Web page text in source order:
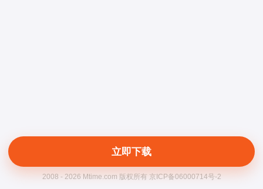
立即下载
2008 - 2026 Mtime.com 版权所有 京ICP备06000714号-2